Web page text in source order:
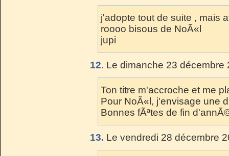
j'adopte tout de suite , mais
roooo bisous de NoÃ«l
jupi
12. Le dimanche 23
Ton titre m'accroche et me
Pour NoÃ«l, j'envisage une
Bonnes fÃªtes de fin
13. Le vendredi 28 décembre